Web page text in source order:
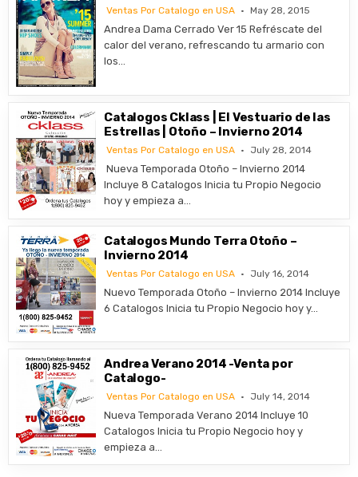
Ventas Por Catalogo en USA May 28, 2015
Andrea Dama Cerrado Ver 15 Refréscate del
calor del verano, refrescando tu armario con
los…
Catalogos Cklass | El Vestuario de las
Estrellas | Otoño – Invierno 2014
Ventas Por Catalogo en USA July 28, 2014
Nueva Temporada Otoño – Invierno 2014
Incluye 8 Catalogos Inicia tu Propio Negocio
hoy y empieza a…
Catalogos Mundo Terra Otoño –
Invierno 2014
Ventas Por Catalogo en USA July 16, 2014
Nuevo Temporada Otoño – Invierno 2014 Incluye
6 Catalogos Inicia tu Propio Negocio hoy y…
Andrea Verano 2014 -Venta por
Catalogo-
Ventas Por Catalogo en USA July 14, 2014
Nueva Temporada Verano 2014 Incluye 10
Catalogos Inicia tu Propio Negocio hoy y
empieza a…